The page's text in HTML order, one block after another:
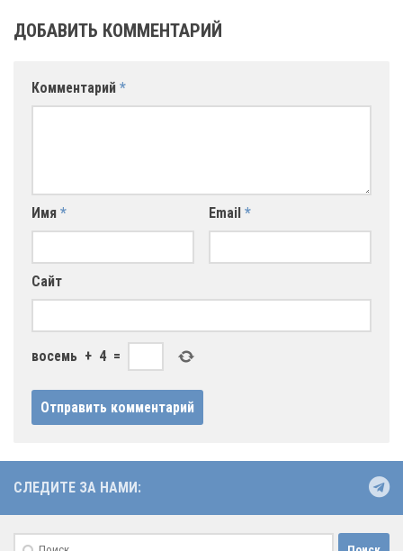
ДОБАВИТЬ КОММЕНТАРИЙ
Комментарий *
Имя * Email *
Сайт
восемь + 4 =
СЛЕДИТЕ ЗА НАМИ:
Найти: